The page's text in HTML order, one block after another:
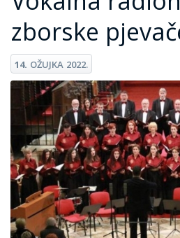
zborske
14. OŽUJKA 2022.